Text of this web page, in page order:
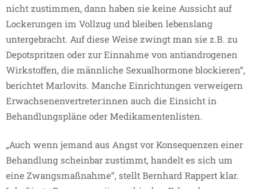
nicht zustimmen, dann haben sie keine Aussicht auf
Lockerungen im Vollzug und bleiben lebenslang
untergebracht. Auf diese Weise zwingt man sie z.B. zu
Depotspritzen oder zur Einnahme von antiandrogenen
Wirkstoffen, die männliche Sexualhormone blockieren“,
berichtet Marlovits. Manche Einrichtungen verweigern
Erwachsenenvertreter:innen auch die Einsicht in
Behandlungspläne oder Medikamentenlisten.
„Auch wenn jemand aus Angst vor Konsequenzen einer
Behandlung scheinbar zustimmt, handelt es sich um
eine Zwangsmaßnahme“, stellt Bernhard Rappert klar.